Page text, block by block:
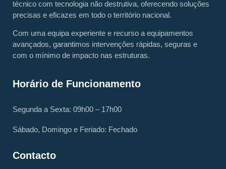
técnico com tecnologia não destrutiva, oferecendo soluções
precisas e eficazes em todo o território nacional.
Com uma equipa experiente e recurso a equipamentos
avançados, garantimos intervenções rápidas, seguras e
com o mínimo de impacto nas estruturas.
Horário de Funcionamento
Segunda a Sexta: 09h00 – 17h00
Sábado, Domingo e Feriado: Fechado
Contacto